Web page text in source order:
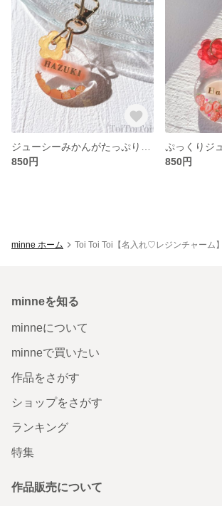
850円
850円
minne ホーム Toi Toi Toi【名入れ♡レジンチャーム
minneを知る
minneについて
minneで買いたい
作品をさがす
ショップをさがす
ランキング
特集
作品販売について